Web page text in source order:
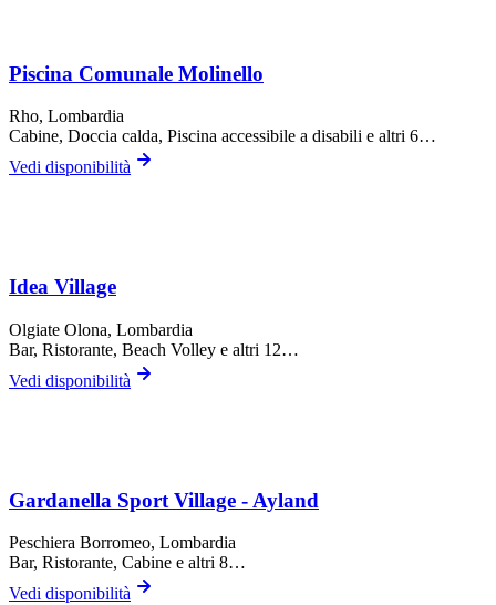
Piscina Comunale Molinello
Rho, Lombardia
Cabine, Doccia calda, Piscina accessibile a disabili e altri 6…
Vedi disponibilità
Idea Village
Olgiate Olona, Lombardia
Bar, Ristorante, Beach Volley e altri 12…
Vedi disponibilità
Gardanella Sport Village - Ayland
Peschiera Borromeo, Lombardia
Bar, Ristorante, Cabine e altri 8…
Vedi disponibilità